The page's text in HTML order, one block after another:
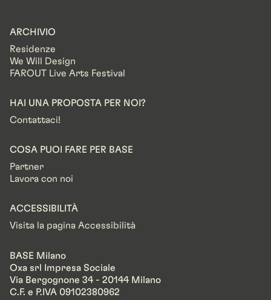
ARCHIVIO
Residenze
We Will Design
FAROUT Live Arts Festival
HAI UNA PROPOSTA PER NOI?
Contattaci!
COSA PUOI FARE PER BASE
Partner
Lavora con noi
ACCESSIBILITÀ
Visita la pagina Accessibilità
BASE Milano
Oxa srl Impresa Sociale
Via Bergognone 34 - 20144 Milano
C.F. e P.IVA 09102380962